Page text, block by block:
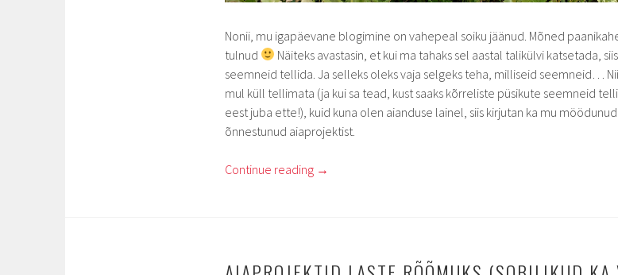
Nonii, mu igapäevane blogimine on vahepeal soiku jäänud. Mõned
tulnud
Näiteks avastasin, et kui ma tahaks sel aastal talikülvi katsetada,
seemneid tellida. Ja selleks oleks vaja selgeks teha, milliseid seemneid…
mul küll tellimata (ja kui sa tead, kust saaks kõrreliste püsikute seemneid
eest juba ette!), kuid kuna olen aianduse lainel, siis kirjutan ka mu
õnnestunud aiaprojektist.
Continue reading →